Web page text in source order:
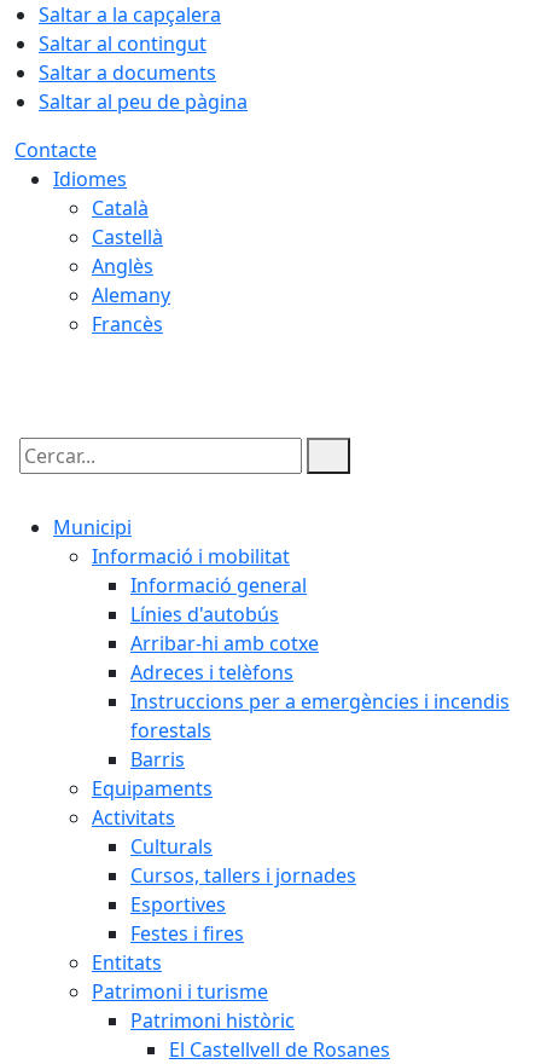
Saltar a la capçalera
Saltar al contingut
Saltar a documents
Saltar al peu de pàgina
Contacte
Idiomes
Català
Castellà
Anglès
Alemany
Francès
Cercar:
Municipi
Informació i mobilitat
Informació general
Línies d'autobús
Arribar-hi amb cotxe
Adreces i telèfons
Instruccions per a emergències i incendis
forestals
Barris
Equipaments
Activitats
Culturals
Cursos, tallers i jornades
Esportives
Festes i fires
Entitats
Patrimoni i turisme
Patrimoni històric
El Castellvell de Rosanes